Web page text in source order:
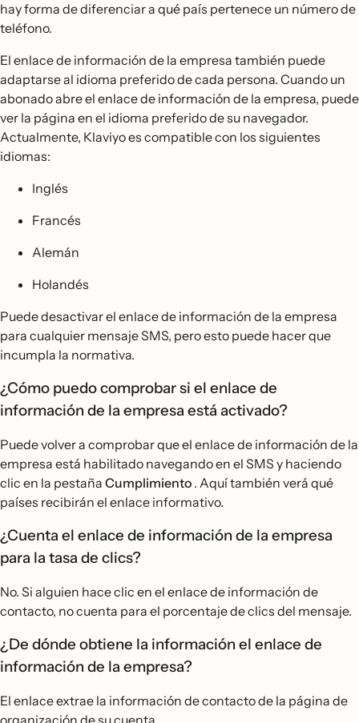
hay forma de diferenciar a qué país pertenece un número de
teléfono.
El enlace de información de la empresa también puede
adaptarse al idioma preferido de cada persona. Cuando un
abonado abre el enlace de información de la empresa, puede
ver la página en el idioma preferido de su navegador.
Actualmente, Klaviyo es compatible con los siguientes
idiomas:
Inglés
Francés
Alemán
Holandés
Puede desactivar el enlace de información de la empresa
para cualquier mensaje SMS, pero esto puede hacer que
incumpla la normativa.
¿Cómo puedo comprobar si el enlace de
información de la empresa está activado?
Puede volver a comprobar que el enlace de información de la
empresa está habilitado navegando en el SMS y haciendo
clic en la pestaña Cumplimiento . Aquí también verá qué
países recibirán el enlace informativo.
¿Cuenta el enlace de información de la empresa
para la tasa de clics?
No. Si alguien hace clic en el enlace de información de
contacto, no cuenta para el porcentaje de clics del mensaje.
¿De dónde obtiene la información el enlace de
información de la empresa?
El enlace extrae la información de contacto de la página de
organización de su cuenta.